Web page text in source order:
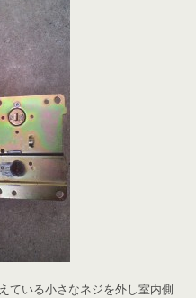
ている小さなネジを外し室内側